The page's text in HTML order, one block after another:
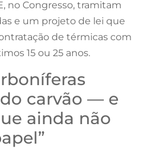
no Congresso, tramitam
e um projeto de lei que
de térmicas com
15 ou 25 anos.
carvão — e
ainda não